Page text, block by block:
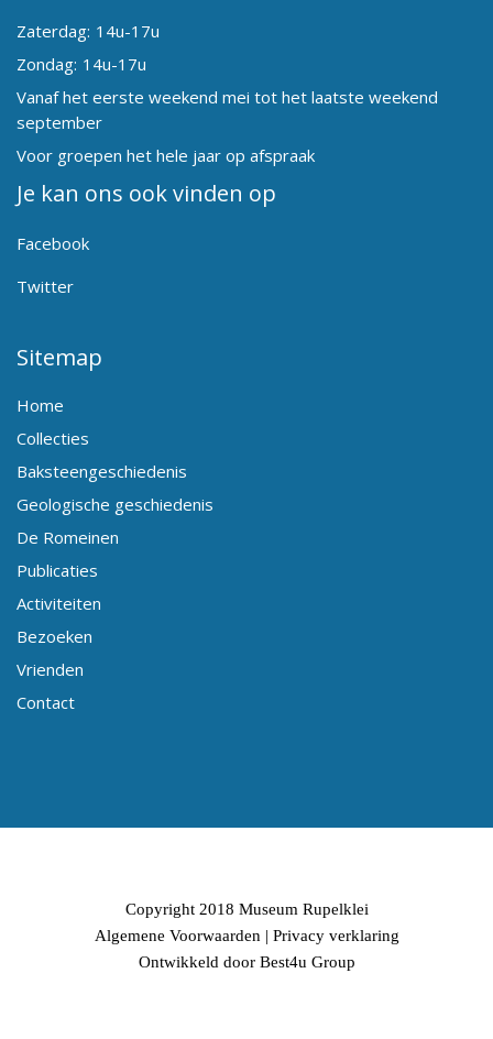
Zaterdag: 14u-17u
Zondag: 14u-17u
Vanaf het eerste weekend mei tot het laatste weekend
september
Voor groepen het hele jaar op afspraak
Je kan ons ook vinden op
Facebook
Twitter
Sitemap
Home
Collecties
Baksteengeschiedenis
Geologische geschiedenis
De Romeinen
Publicaties
Activiteiten
Bezoeken
Vrienden
Contact
Copyright 2018 Museum Rupelklei
Algemene Voorwaarden| Privacy verklaring
Ontwikkeld door Best4u Group